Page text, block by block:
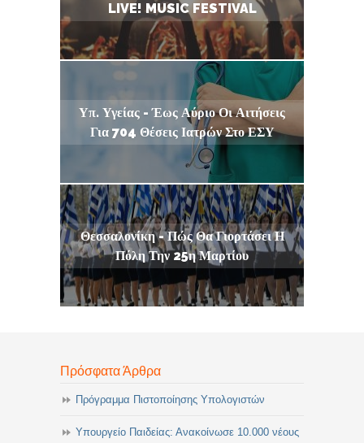
LIVE! MUSIC FESTIVAL
Υπ. Υγείας - Έως Αύριο Οι Αιτήσεις
Για 704 Θέσεις Ιατρών Στο ΕΣΥ
Θεσσαλονίκη - Πώς Θα Γιορτάσει Η
Πόλη Την 25η Μαρτίου
Πρόσφατα Άρθρα
Πρόγραμμα Πιστοποίησης Υπολογιστών
Υπουργείο Παιδείας: Ανακοίνωσε 10.000 νέους